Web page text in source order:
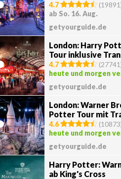
4.7 (19891
ab So. 16. Aug.
getyourguide.de
London: Harry
Tour inklusive
4.7 (27741
heute und morgen
getyourguide.de
London: Warner
Potter Tour mit
4.6 (10873
heute und morgen
getyourguide.de
Harry Potter:
ab King's Cross